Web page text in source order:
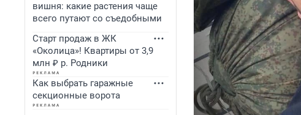
вишня: какие растения чаще
всего путают со съедобными
Старт продаж в ЖК
«Околица»! Квартиры от 3,9
млн ₽ р. Родники
Как выбрать гаражные
секционные ворота